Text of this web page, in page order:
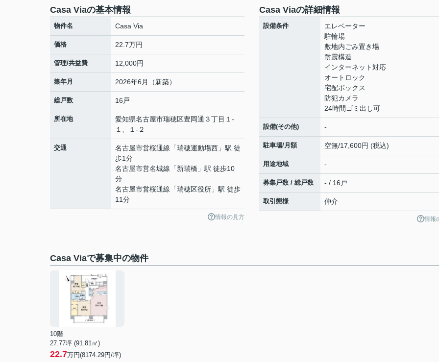
Casa Viaの基本情報
物件名 Casa Via
価格 22.7万円
管理/共益費 12,000円
築年月 2026年6月（新築）
総戸数 16戸
所在地 愛知県名古屋市瑞穂区豊岡通 ３丁目１-
１、１-２
交通 名古屋市営桜通線 「瑞穂運動場西 」駅 徒
歩1分
名古屋市営名城線 「新瑞橋 」駅 徒歩10
分
名古屋市営桜通線 「瑞穂区役所 」駅 徒歩
11分
情報の見方
Casa Viaの詳細情報
設備条件
エレベーター
駐輪場
敷地内ごみ置き場
耐震構造
インターネット対応
オートロック
宅配ボックス
防犯カメラ
24時間ゴミ出し可
設備(その他) -
駐車場/月額 空無/17,600円 (税込)
用途地域 -
募集戸数 / 総戸数 - / 16戸
取引態様 仲介
情報
Casa Viaで募集中の物件
10階
27.77坪 (91.81㎡)
22.7万円(8174.29円/坪)